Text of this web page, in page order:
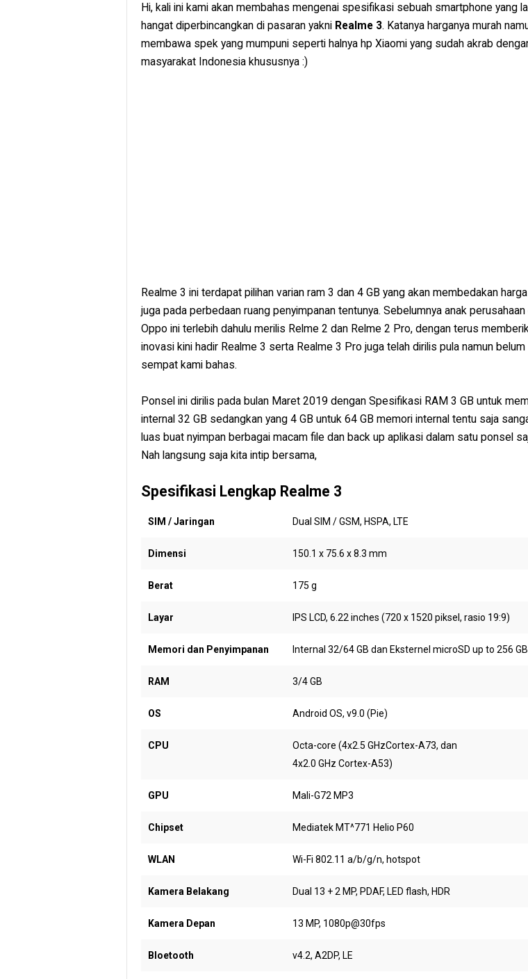
Hi, kali ini kami akan membahas mengenai spesifikasi sebuah smartphone yang
hangat diperbincangkan di pasaran yakni Realme 3. Katanya harganya murah
membawa spek yang mumpuni seperti halnya hp Xiaomi yang sudah akrab
masyarakat Indonesia khususnya :)
Realme 3 ini terdapat pilihan varian ram 3 dan 4 GB yang akan membedakan
juga pada perbedaan ruang penyimpanan tentunya. Sebelumnya anak perusahaan
Oppo ini terlebih dahulu merilis Relme 2 dan Relme 2 Pro, dengan terus
inovasi kini hadir Realme 3 serta Realme 3 Pro juga telah dirilis pula namun belum
sempat kami bahas.
Ponsel ini dirilis pada bulan Maret 2019 dengan Spesifikasi RAM 3 GB untuk
internal 32 GB sedangkan yang 4 GB untuk 64 GB memori internal tentu saja
luas buat nyimpan berbagai macam file dan back up aplikasi dalam satu ponsel
Nah langsung saja kita intip bersama,
Spesifikasi Lengkap Realme 3
SIM / Jaringan Dual SIM / GSM, HSPA, LTE
Dimensi 150.1 x 75.6 x 8.3 mm
Berat 175 g
Layar IPS LCD, 6.22 inches (720 x 1520 piksel, rasio 19:9)
Memori dan Penyimpanan Internal 32/64 GB dan Eksternel microSD up to 256 GB
RAM 3/4 GB
OS Android OS, v9.0 (Pie)
CPU
Octa-core (4x2.5 GHzCortex-A73, dan
4x2.0 GHz Cortex-A53)
GPU Mali-G72 MP3
Chipset Mediatek MT^771 Helio P60
WLAN Wi-Fi 802.11 a/b/g/n, hotspot
Kamera Belakang Dual 13 + 2 MP, PDAF, LED flash, HDR
Kamera Depan 13 MP, 1080p@30fps
Bloetooth v4.2, A2DP, LE